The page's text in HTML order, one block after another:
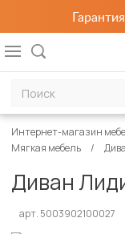
Интернет-магазин
Мягкая мебель
Диван
арт. 5003902100027